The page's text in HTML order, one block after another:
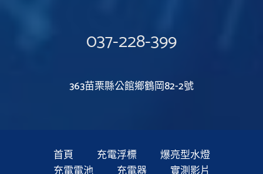
037-228-399
363苗栗縣公館鄉鶴岡82-2號
首頁 充電浮標
爆亮型水燈